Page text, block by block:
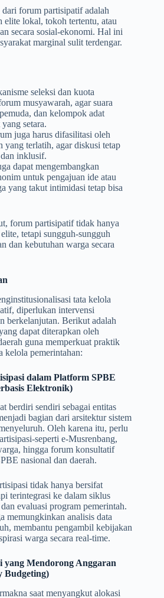
forum partisipatif adalah
elite lokal, tokoh tertentu, atau
secara sosial-ekonomi. Hal ini
marginal sulit terdengar.
seleksi dan kuota
musyawarah, agar suara
dan kelompok adat
setara.
juga harus difasilitasi oleh
yang terlatih, agar diskusi tetap
inklusif.
dapat mengembangkan
untuk pengajuan ide atau
yang takut intimidasi tetap bisa
forum partisipatif tidak hanya
tetapi sungguh-sungguh
dan kebutuhan warga secara
tata kelola
diperlukan intervensi
berkelanjutan. Berikut adalah
dapat diterapkan oleh
guna memperkuat praktik
kelola pemerintahan:
dalam Platform SPBE
Elektronik)
berdiri sendiri sebagai entitas
bagian dari arsitektur sistem
Oleh karena itu, perlu
seperti e-Musrenbang,
hingga forum konsultatif
nasional dan daerah.
tidak hanya bersifat
terintegrasi ke dalam siklus
evaluasi program pemerintah.
memungkinkan analisis data
membantu pengambil kebijakan
warga secara real-time.
yang Mendorong Anggaran
Budgeting)
saat menyangkut alokasi